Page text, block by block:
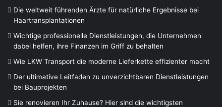
Die weltweit führenden Ärzte für natürliche Ergebnisse bei
Haartransplantationen
Wichtige professionelle Dienstleistungen, die Unternehmen
dabei helfen, ihre Finanzen im Griff zu behalten
Wie LKW Transport die moderne Lieferkette effizienter macht
Der ultimative Leitfaden zu unverzichtbaren Dienstleistungen
bei Bauprojekten
Sie renovieren Ihr Zuhause? Hier sind die wichtigsten